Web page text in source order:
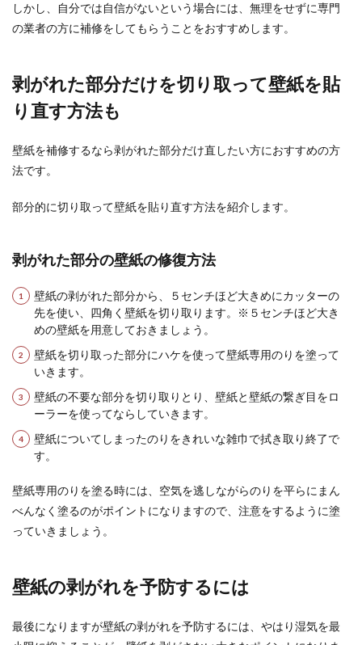
しかし、自分では自信がないという場合には、無理をせずに専門
の業者の方に補修をしてもらうことをおすすめします。
剥がれた部分だけを切り取って壁紙を貼
り直す方法も
壁紙を補修するなら剥がれた部分だけ直したい方におすすめの方
法です。
部分的に切り取って壁紙を貼り直す方法を紹介します。
剥がれた部分の壁紙の修復方法
壁紙の剥がれた部分から、５センチほど大きめにカッターの
先を使い、四角く壁紙を切り取ります。※５センチほど大き
めの壁紙を用意しておきましょう。
壁紙を切り取った部分にハケを使って壁紙専用のりを塗って
いきます。
壁紙の不要な部分を切り取りとり、壁紙と壁紙の繋ぎ目をロ
ーラーを使ってならしていきます。
壁紙についてしまったのりをきれいな雑巾で拭き取り終了で
す。
壁紙専用のりを塗る時には、空気を逃しながらのりを平らにまん
べんなく塗るのがポイントになりますので、注意をするように塗
っていきましょう。
壁紙の剥がれを予防するには
最後になりますが壁紙の剥がれを予防するには、やはり湿気を最